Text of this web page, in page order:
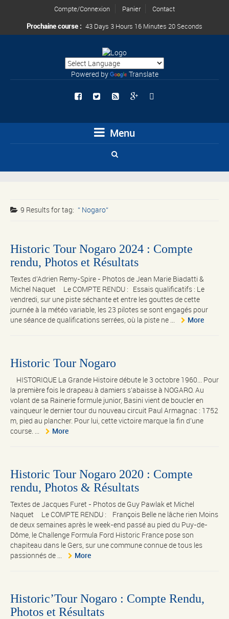
Compte/Connexion Panier
Contact
Prochaine course : 43 Days 3 Hours 16 Minutes 20 Seconds
Powered by Translate
Menu
9 Results fortag: Nogaro
Historic Tour Nogaro 2024 : Compte
rendu, Photos et Résultats
Textes d'Adrien Remy-Spire - Photos de Jean Marie Biadatti &
Michel Naquet Le COMPTE RENDU : Essais qualificatifs : Le
vendredi, sur une piste séchante et entre les gouttes de cette
journée à la météo variable, les 23 pilotes se sont engagés pour
une séance de qualifications serrées, où la piste ne ...
More
Historic Tour Nogaro
HISTORIQUE La Grande Histoire débute le 3 octobre 1960... Pour
la première fois le drapeau à damiers s'abaisse à NOGARO. Au
volant de sa Rainerie formule junior, Basini vient de boucler en
vainqueur le dernier tour du nouveau circuit Paul Armagnac : 1752
m, pied au plancher. Pour lui, cette victoire marque la fin d'une
course. ...
More
Historic Tour Nogaro 2020 : Compte
rendu, Photos & Résultats
Textes de Jacques Furet - Photos de Guy Pawlak et Michel
Naquet Le COMPTE RENDU : François Belle ne lâche rien Moins
de deux semaines après le week-end passé au pied du Puy-de-
Dôme, le Challenge Formula Ford Historic France pose son
chapiteau dans le Gers, sur une commune connue de tous les
passionnés de ...
More
Historic’Tour Nogaro : Compte Rendu,
Photos et Résultats